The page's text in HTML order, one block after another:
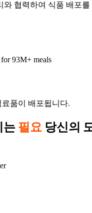
와 협력하여 식품 배포를
93M+ meals
품이 배포됩니다.
는 필요당신의